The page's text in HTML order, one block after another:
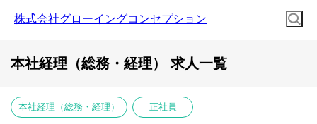
株式会社グローイングコンセプション
本社経理（総務・経理） 求人一覧
本社経理（総務・経理） 正社員